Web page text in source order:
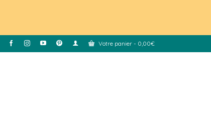
Votre panier - 0,00€